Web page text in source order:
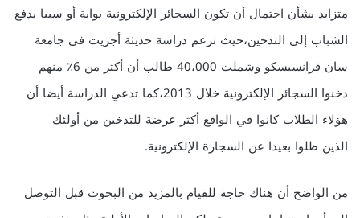
متزايد بشأن احتمال أن تكون السجائر الإلكترونية بوابة أو سببا يدفع
الشباب إلى التدخين،حيث تزعم دراسة حديثة أجريت في جامعة
سان فرانسيسكو وشملت 40،000 طالب أن أكثر من 6٪ منهم
دخنوا السجائر الإلكترونية خلال 2013،كما تدعي الدراسة أيضا أن
هؤلاء الطلاب كانوا في الواقع أكثر عرضة للتدخين من أولئك
الذين ظلوا بعيدا عن السجارة الإلكترونية.
من الواضح أن هناك حاجة للقيام بالمزيد من البحوث قبل التوصل